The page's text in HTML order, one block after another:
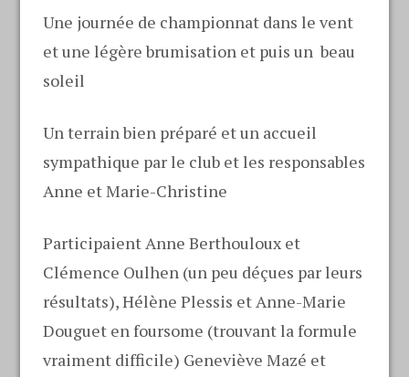
Une journée de championnat dans le vent
et une légère brumisation et puis un beau
soleil
Un terrain bien préparé et un accueil
sympathique par le club et les responsables
Anne et Marie-Christine
Participaient Anne Berthouloux et
Clémence Oulhen (un peu déçues par leurs
résultats), Hélène Plessis et Anne-Marie
Douguet en foursome (trouvant la formule
vraiment difficile) Geneviève Mazé et